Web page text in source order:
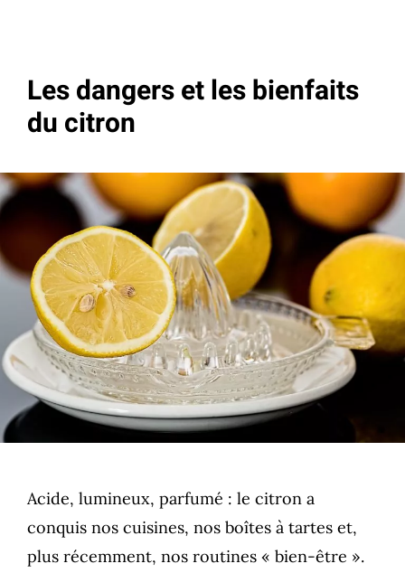
Les dangers et les bienfaits
du citron
Acide, lumineux, parfumé : le citron a
conquis nos cuisines, nos boîtes à tartes et,
plus récemment, nos routines « bien-être ».